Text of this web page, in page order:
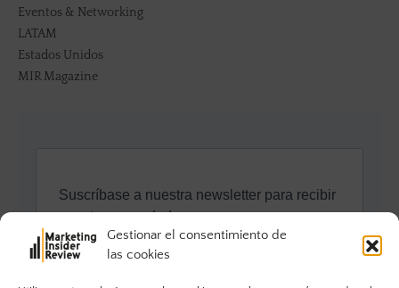
Gestionar el consentimiento de
las cookies
Eventos & Networking
LATAM
Estados Unidos
MIR Magazine